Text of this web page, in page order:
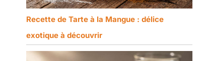
Recette de Tarte à la Mangue : délice
exotique à découvrir